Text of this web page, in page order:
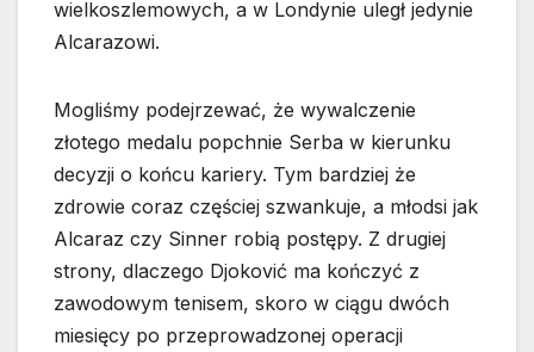
wielkoszlemowych, a w Londynie uległ jedynie
Alcarazowi.
Mogliśmy podejrzewać, że wywalczenie
złotego medalu popchnie Serba w kierunku
decyzji o końcu kariery. Tym bardziej że
zdrowie coraz częściej szwankuje, a młodsi jak
Alcaraz czy Sinner robią postępy. Z drugiej
strony, dlaczego Djoković ma kończyć z
zawodowym tenisem, skoro w ciągu dwóch
miesięcy po przeprowadzonej operacji